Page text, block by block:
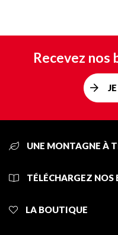
Recevez nos
UNE MONTAGNE À
TÉLÉCHARGEZ NOS
LA BOUTIQUE